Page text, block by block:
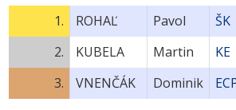
1.
ROHAĽ Pavol ŠK
2.
KUBELA Martin KE
3.
VNENČÁK Dominik